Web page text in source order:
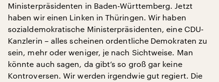
Ministerpräsidenten in Baden-Württemberg. Jetzt
haben wir einen Linken in Thüringen. Wir haben
sozialdemokratische Ministerpräsidenten, eine CDU-
Kanzlerin – alles scheinen ordentliche Demokraten zu
sein, mehr oder weniger, je nach Sichtweise. Man
könnte auch sagen, da gibt’s so groß gar keine
Kontroversen. Wir werden irgendwie gut regiert. Die